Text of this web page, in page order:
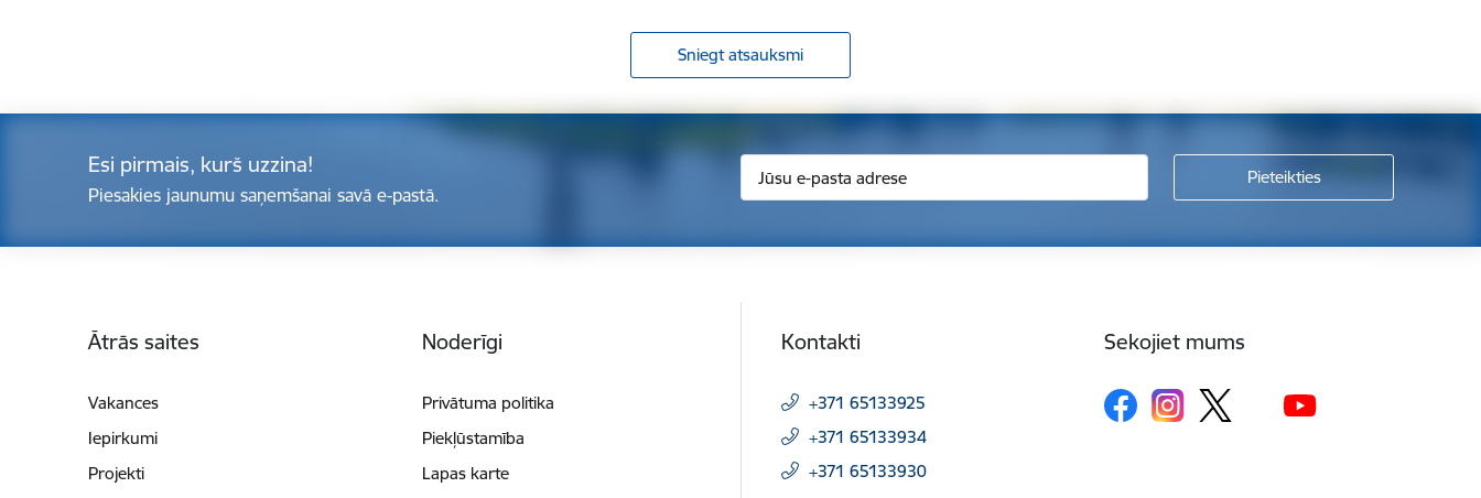
Sniegt atsauksmi
Esi pirmais, kurš uzzina!
Piesakies jaunumu saņemšanai savā e-pastā.
Ātrās saites
Vakances
Iepirkumi
Projekti
Noderīgi
Privātuma politika
Piekļūstamība
Lapas karte
Kontakti
+371 65133925
+371 65133934
+371 65133930
Sekojiet mums